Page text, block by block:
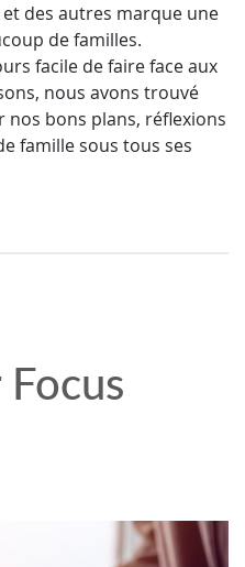
des autres marque une
de familles.
facile de faire face aux
nous avons trouvé
bons plans, réflexions
famille sous tous ses